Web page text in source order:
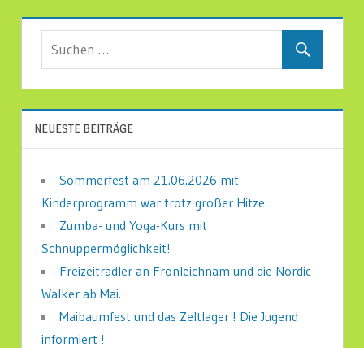
NEUESTE BEITRÄGE
Sommerfest am 21.06.2026 mit
Kinderprogramm war trotz großer Hitze
Zumba- und Yoga-Kurs mit
Schnuppermöglichkeit!
Freizeitradler an Fronleichnam und die Nordic
Walker ab Mai.
Maibaumfest und das Zeltlager ! Die Jugend
informiert !